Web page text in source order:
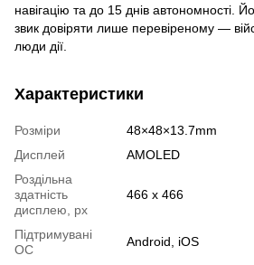
навігацію та до 15 днів автономності.
звик довіряти лише перевіреному —
люди дії.
Характеристики
Розміри
48×48×13.7mm
Дисплей
AMOLED
Роздільна
здатність
дисплею, px
466 х 466
Підтримувані
ОС
Android, iOS